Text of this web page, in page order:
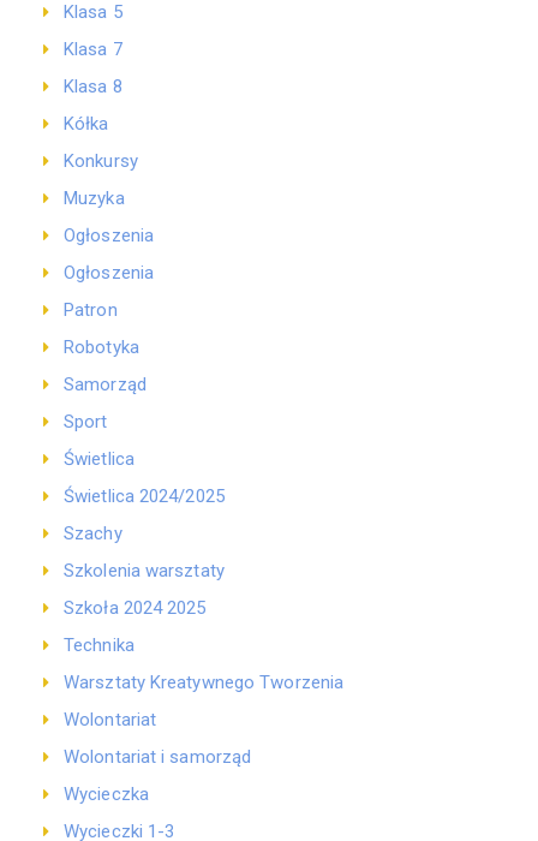
Klasa 5
Klasa 7
Klasa 8
Kółka
Konkursy
Muzyka
Ogłoszenia
Ogłoszenia
Patron
Robotyka
Samorząd
Sport
Świetlica
Świetlica 2024/2025
Szachy
Szkolenia warsztaty
Szkoła 2024 2025
Technika
Warsztaty Kreatywnego Tworzenia
Wolontariat
Wolontariat i samorząd
Wycieczka
Wycieczki 1-3